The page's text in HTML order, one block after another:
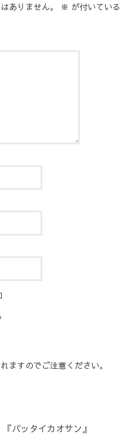
ありません。 ※ が付いている
ますのでご注意ください。
パッタイカオサン』